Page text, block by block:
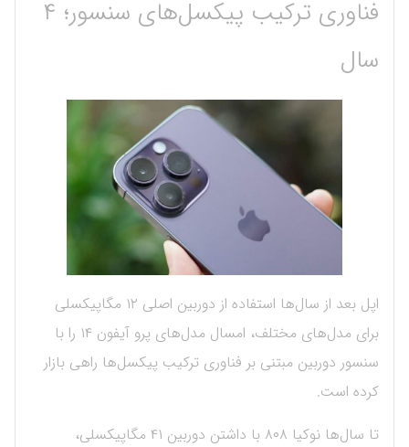
فناوری ترکیب پیکسل‌های سنسور؛ ۴
سال
اپل بعد از سال‌ها استفاده از دوربین اصلی ۱۲ مگاپیکسلی
برای مدل‌های مختلف، امسال مدل‌های پرو آیفون ۱۴ را با
سنسور دوربین مبتنی بر فناوری ترکیب پیکسل‌ها راهی بازار
کرده است.
تا سال‌ها نوکیا ۸۰۸ با داشتن دوربین ۴۱ مگاپیکسلی،